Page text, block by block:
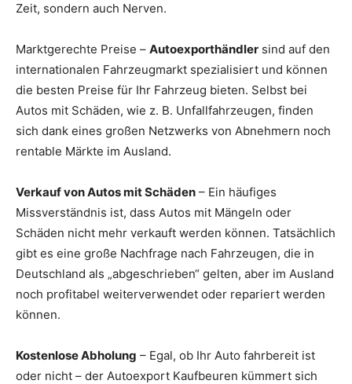
Zeit, sondern auch Nerven.
Marktgerechte Preise – Autoexporthändler sind auf den
internationalen Fahrzeugmarkt spezialisiert und können
die besten Preise für Ihr Fahrzeug bieten. Selbst bei
Autos mit Schäden, wie z. B. Unfallfahrzeugen, finden
sich dank eines großen Netzwerks von Abnehmern noch
rentable Märkte im Ausland.
Verkauf von Autos mit Schäden – Ein häufiges
Missverständnis ist, dass Autos mit Mängeln oder
Schäden nicht mehr verkauft werden können. Tatsächlich
gibt es eine große Nachfrage nach Fahrzeugen, die in
Deutschland als „abgeschrieben“ gelten, aber im Ausland
noch profitabel weiterverwendet oder repariert werden
können.
Kostenlose Abholung – Egal, ob Ihr Auto fahrbereit ist
oder nicht – der Autoexport Kaufbeuren kümmert sich